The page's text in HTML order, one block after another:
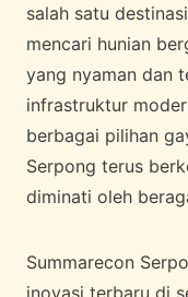
salah satu
mencari hunian
yang nyaman dan
infrastruktur
berbagai pilihan
Serpong terus
diminati oleh
Summarecon